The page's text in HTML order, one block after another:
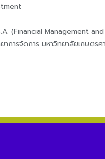
(Financial Management
าการจัดการ มหาวิทยาลัยเกษตร